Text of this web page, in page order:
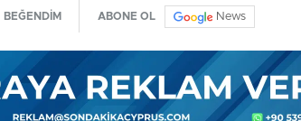
BEĞENDİM ABONE OL News